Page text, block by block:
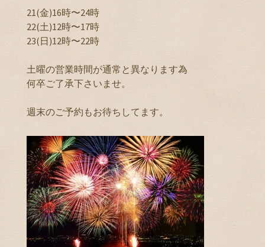
21(金)16時〜24時
22(土)12時〜17時
23(日)12時〜22時
土曜の営業時間が通常と異なります為
何卒ご了承下さいませ。
週末のご予約もお待ちしてます。